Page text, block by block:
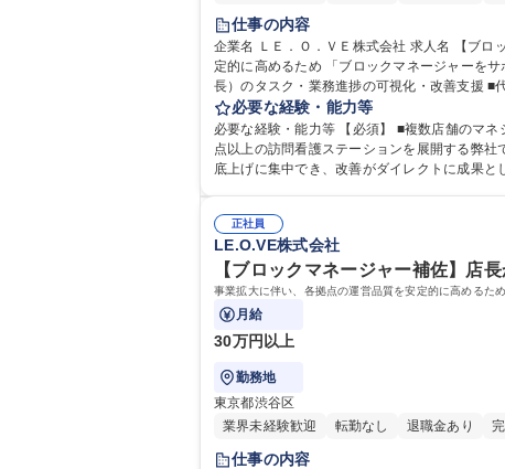
仕事の内容
企業名 ＬＥ．Ｏ．ＶＥ株式会社 求人名 【ブロックマネージャーサポート】運営品質改革リード/都内50拠点の品質の支柱 仕事の内容 事業拡大に伴い、各拠点の運営品質を安
定的に高めるため 「ブロックマネージャーをサポートする人材」を募集します。 【業務内容】■各ス
長）のタスク・業務進捗の可視化・改善支援 ■
主担当 ■運営データ（稼働・件数・スケジュール）を整え、ブロックマネージャ
拠点の品質の支柱
必要な経験・能力等
必要な経験・能力等 【必須】 ■複数店舗のマネジメント
点以上の訪問看護ステーションを展開する弊
底上げに集中でき、改善がダイレクトに成果
正社員
LE.O.VE株式会社
【ブロックマネージャー補佐】店
事業拡大に伴い、各拠点の運営品質を安定的に高めるた
月給
30万円以上
勤務地
東京都渋谷区
業界未経験歓迎
転勤なし 退職金あり
仕事の内容